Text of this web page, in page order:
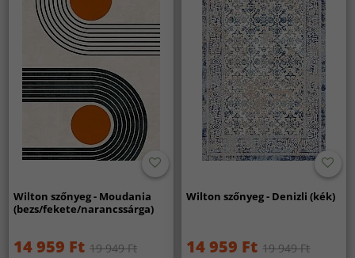
Wilton szőnyeg - Moudania
(bezs/fekete/narancssárga)
14 959 Ft 19 949 Ft
Wilton szőnyeg - Denizli (kék)
14 959 Ft 19 949 Ft